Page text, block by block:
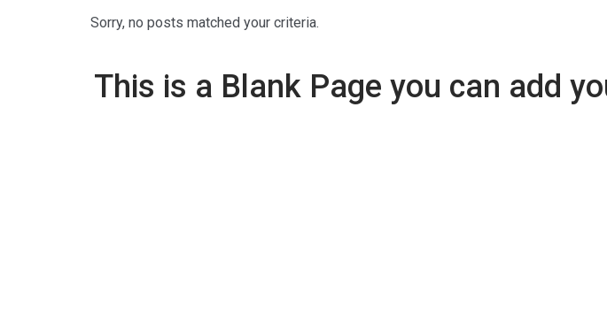
Sorry, no posts matched your criteria.
This is a Blank Page you can add